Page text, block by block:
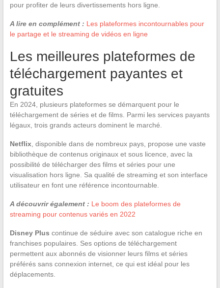
pour profiter de leurs divertissements hors ligne.
A lire en complément : Les plateformes incontournables pour
le partage et le streaming de vidéos en ligne
Les meilleures plateformes de
téléchargement payantes et
gratuites
En 2024, plusieurs plateformes se démarquent pour le
téléchargement de séries et de films. Parmi les services payants
légaux, trois grands acteurs dominent le marché.
Netflix, disponible dans de nombreux pays, propose une vaste
bibliothèque de contenus originaux et sous licence, avec la
possibilité de télécharger des films et séries pour une
visualisation hors ligne. Sa qualité de streaming et son interface
utilisateur en font une référence incontournable.
A découvrir également : Le boom des plateformes de
streaming pour contenus variés en 2022
Disney Plus continue de séduire avec son catalogue riche en
franchises populaires. Ses options de téléchargement
permettent aux abonnés de visionner leurs films et séries
préférés sans connexion internet, ce qui est idéal pour les
déplacements.